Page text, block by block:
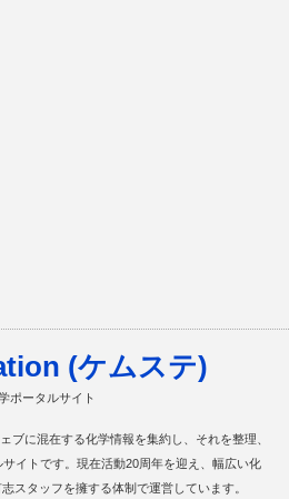
(ケムステ)
ポータルサイト
ブに混在する化学情報を集約し、それを整理、
イトです。現在活動20周年を迎え、幅広い化
スタッフを擁する体制で運営しています。